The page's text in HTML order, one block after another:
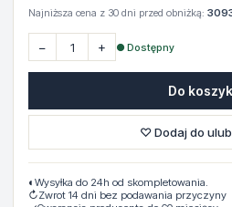
Najniższa cena z 30 dni przed obniżką:
− + ● Dostępny
Do
♡ Dodaj do
◐ Wysyłka do 24h od skompletowania.
↻Zwrot 14 dni bez podawania przyczyny